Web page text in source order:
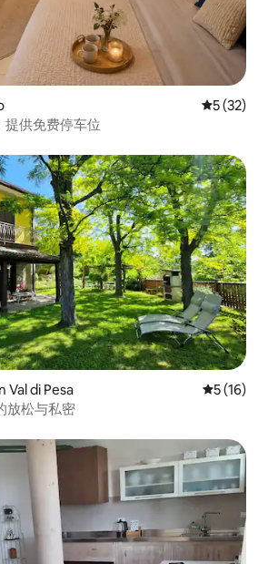
平均评分
5 (32)
提供免费停车位
Val di Pesa 平均评分
5 (16)
放松与私密